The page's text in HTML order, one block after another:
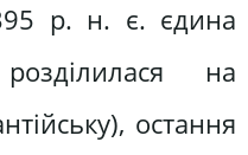
р. н. є. єдина
на
остання